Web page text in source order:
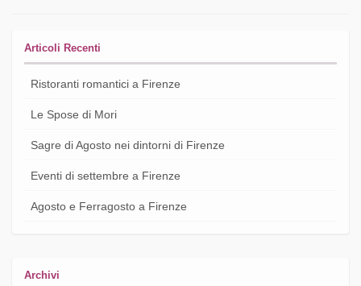
Articoli Recenti
Ristoranti romantici a Firenze
Le Spose di Mori
Sagre di Agosto nei dintorni di Firenze
Eventi di settembre a Firenze
Agosto e Ferragosto a Firenze
Archivi